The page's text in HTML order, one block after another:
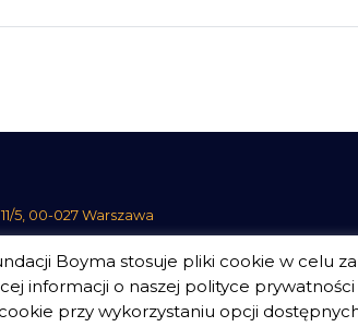
5, 00-027 Warszawa
ZASTRZEŻONE.Polityka Prywatności Serwisu
Boyma stosuje pliki cookie w celu
informacji o naszej polityce prywatności
przy wykorzystaniu opcji